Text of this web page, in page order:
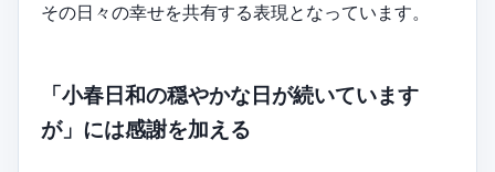
その日々の幸せを共有する表現となっています。
「小春日和の穏やかな日が続いています
が」には感謝を加える